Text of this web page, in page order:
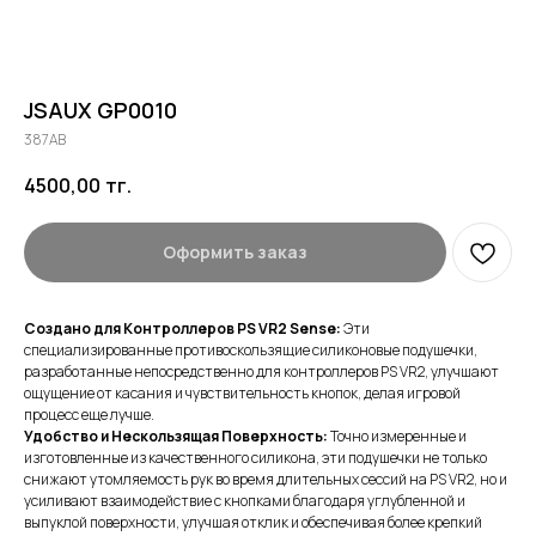
JSAUX GP0010
387AB
4500,00 тг.
Оформить заказ
Создано для Контроллеров PS VR2 Sense:Эти
специализированные противоскользящие силиконовые подушечки,
разработанные непосредственно для контроллеров PS VR2, улучшают
ощущение от касания и чувствительность кнопок, делая игровой
процесс еще лучше.
Удобство и Нескользящая Поверхность:Точно измеренные и
изготовленные из качественного силикона, эти подушечки не только
снижают утомляемость рук во время длительных сессий на PS VR2, но и
усиливают взаимодействие с кнопками благодаря углубленной и
выпуклой поверхности, улучшая отклик и обеспечивая более крепкий